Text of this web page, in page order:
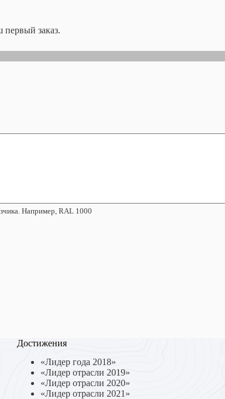
первый заказ.
Например, RAL 1000
Достижения
«Лидер года 2018»
«Лидер отрасли 2019»
«Лидер отрасли 2020»
«Лидер отрасли 2021»